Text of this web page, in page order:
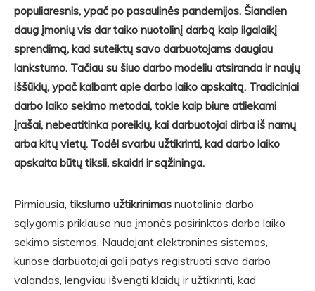
populiaresnis, ypač po pasaulinės pandemijos. Šiandien
daug įmonių vis dar taiko nuotolinį darbą kaip ilgalaikį
sprendimą, kad suteiktų savo darbuotojams daugiau
lankstumo. Tačiau su šiuo darbo modeliu atsiranda ir naujų
iššūkių, ypač kalbant apie darbo laiko apskaitą. Tradiciniai
darbo laiko sekimo metodai, tokie kaip biure atliekami
įrašai, nebeatitinka poreikių, kai darbuotojai dirba iš namų
arba kitų vietų. Todėl svarbu užtikrinti, kad darbo laiko
apskaita būtų tiksli, skaidri ir sąžininga.
Pirmiausia, tikslumo užtikrinimas nuotolinio darbo
sąlygomis priklauso nuo įmonės pasirinktos darbo laiko
sekimo sistemos. Naudojant elektronines sistemas,
kuriose darbuotojai gali patys registruoti savo darbo
valandas, lengviau išvengti klaidų ir užtikrinti, kad